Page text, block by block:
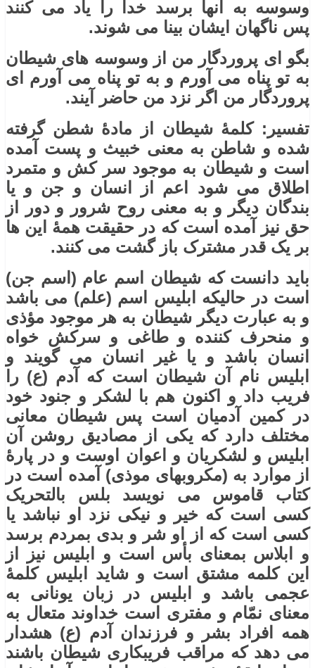
وسوسه به آنها برسد خدا را یاد می کنند
پس ناگهان ایشان بینا می شوند.
بگو ای پروردگار من از وسوسه های شیطان
به تو پناه می آورم و به تو پناه می آورم ای
پروردگار من اگر نزد من حاضر آیند.
تفسیر: کلمۀ شیطان از مادۀ شطن گرفته
شده و شاطن به معنی خبیث و پست آمده
است و شیطان به موجود سر کش و متمرد
اطلاق می شود اعم از انسان و جن و یا
بندگان دیگر و به معنی روح شرور و دور از
حق نیز آمده است که در حقیقت همۀ این ها
بر یک قدر مشترک باز گشت می کنند.
باید دانست که شیطان اسم عام (اسم جن)
است در حالیکه ابلیس اسم (علم) می باشد
و به عبارت دیگر شیطان به هر موجود مؤذی
و منحرف کننده و طاغی و سرکش خواه
انسان باشد و یا غیر انسان می گویند و
ابلیس نام آن شیطان است که آدم (ع) را
فریب داد و اکنون هم با لشکر و جنود خود
در کمین آدمیان است پس شیطان معانی
مختلف دارد که یکی از مصادیق روشن آن
ابلیس و لشکریان و اعوان اوست و در پارۀ
از موارد به (مکروبهای موذی) آمده است در
کتاب قاموس می نویسد بلس بالتحریک
کسی است که خیر و نیکی نزد او نباشد یا
کسی است که از او شر و بدی بمردم برسد
و ابلاس بمعنای بأس است و ابلیس نیز از
این کلمه مشتق است و شاید ابلیس کلمۀ
عجمی باشد و ابلیس در زبان یونانی به
معنای نمّام و مفتری است خداوند متعال به
همه افراد بشر و فرزندان آدم (ع) هشدار
می دهد که مراقب فریبکاری شیطان باشند